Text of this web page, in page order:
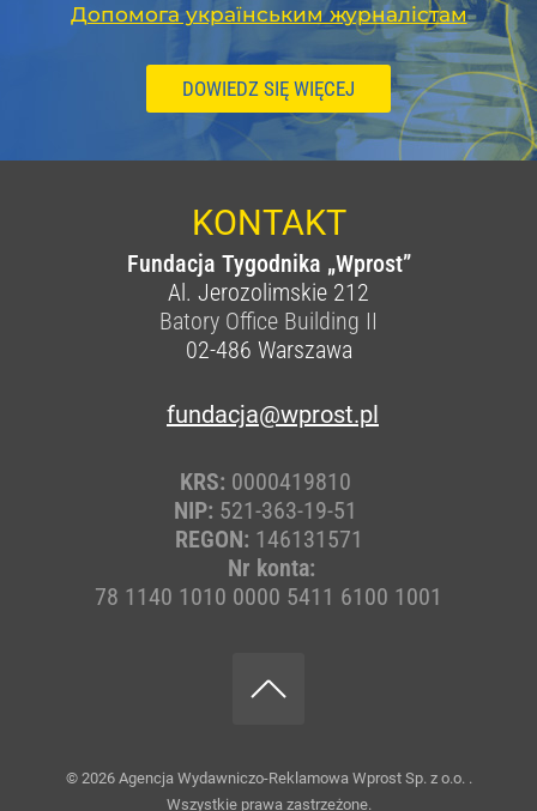
Допомога українським журналістам
DOWIEDZ SIĘ WIĘCEJ
KONTAKT
Fundacja Tygodnika „Wprost”
Al. Jerozolimskie 212
Batory Office Building II
02-486 Warszawa
fundacja@wprost.pl
KRS: 0000419810
NIP: 521-363-19-51
REGON: 146131571
Nr konta:
78 1140 1010 0000 5411 6100 1001
© 2026 Agencja Wydawniczo-Reklamowa Wprost Sp. z o.o. .
Wszystkie prawa zastrzeżone.